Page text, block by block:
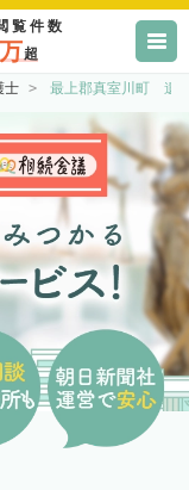
覧件数
超
士 最上郡真室川町 遺